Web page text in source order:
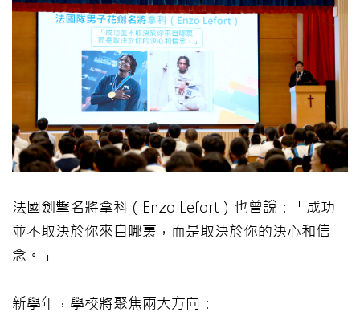
法國劍擊名將拿科（Enzo Lefort）也曾說：「成功
並不取決於你來自哪裏，而是取決於你的決心和信
念。」
新學年，學校將聚焦兩大方向：